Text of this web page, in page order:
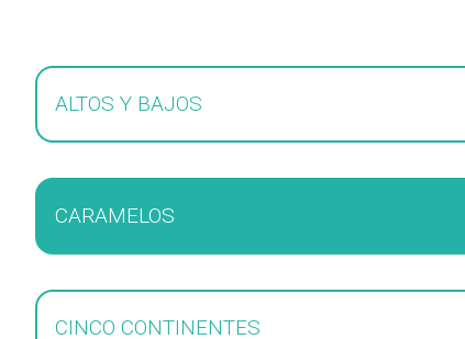
ALTOS Y BAJOS
CARAMELOS
CINCO CONTINENTES